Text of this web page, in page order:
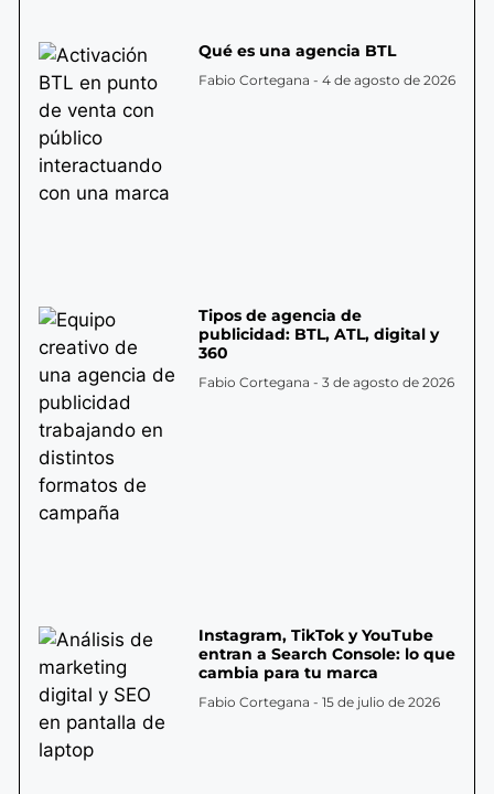
Qué es una agencia BTL
Fabio Cortegana 4 de agosto de 2026
Tipos de agencia de
publicidad: BTL, ATL, digital y
360
Fabio Cortegana 3 de agosto de 2026
Instagram, TikTok y YouTube
entran a Search Console: lo que
cambia para tu marca
Fabio Cortegana 15 de julio de 2026